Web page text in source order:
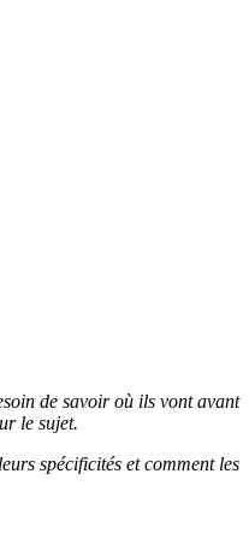
de savoir où ils vont avant
le sujet.
spécificités et comment les